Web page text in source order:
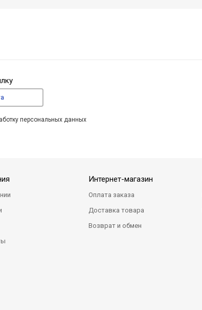
персональных данных
Интернет-магазин
Оплата заказа
Доставка товара
Возврат и обмен